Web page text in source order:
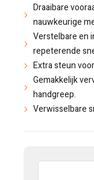
Draaibare
nauwkeurige
Verstelbare en
repeterende
Extra steun
Gemakkelijk
handgreep.
Verwisselbare
Hoeveelheid: